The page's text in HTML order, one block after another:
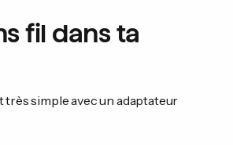
fil dans ta
simple avec un adaptateur